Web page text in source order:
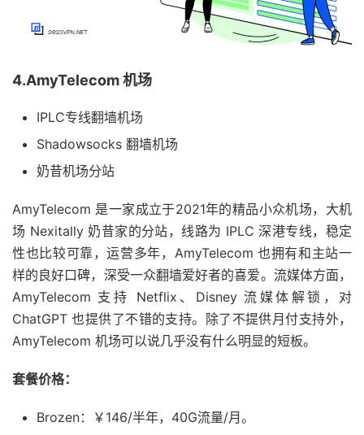
4.AmyTelecom 机场
IPLC专线翻墙机场
Shadowsocks 翻墙机场
奶昔机场分站
AmyTelecom 是一家成立于2021年的精品小众机场，大机
场 Nexitally 奶昔家的分站，线路为 IPLC 深港专线，稳定
性也比较可靠，运营多年，AmyTelecom 也拥有和主站一
样的良好口碑，深受一众翻墙爱好者的喜爱。流媒体方面，
AmyTelecom 支持 Netflix、Disney 流媒体解锁，对
ChatGPT 也提供了不错的支持。除了不提供月付支持外，
AmyTelecom 机场可以说几乎没有什么明显的短板。
套餐价格：
Brozen：￥146/半年，40G流量/月。